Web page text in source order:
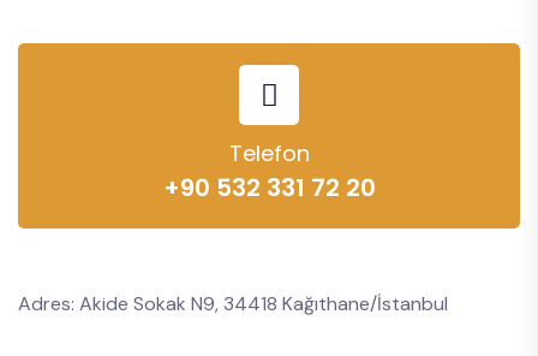
Telefon
+90 532 331 72 20
Adres: Akide Sokak N9, 34418 Kağıthane/İstanbul